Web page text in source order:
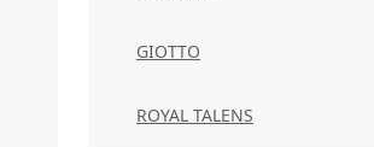
GIOTTO
ROYAL TALENS